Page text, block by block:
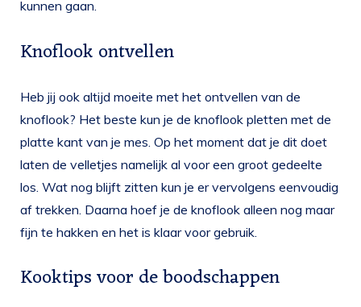
kunnen gaan.
Knoflook ontvellen
Heb jij ook altijd moeite met het ontvellen van de
knoflook? Het beste kun je de knoflook pletten met de
platte kant van je mes. Op het moment dat je dit doet
laten de velletjes namelijk al voor een groot gedeelte
los. Wat nog blijft zitten kun je er vervolgens eenvoudig
af trekken. Daarna hoef je de knoflook alleen nog maar
fijn te hakken en het is klaar voor gebruik.
Kooktips voor de boodschappen